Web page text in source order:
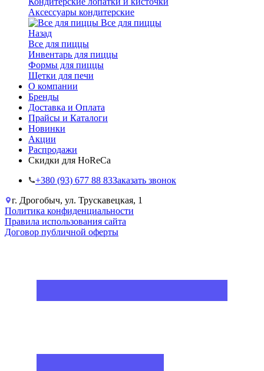
Аксессуары кондитерские
Все для пиццы
Назад
Все для пиццы
Инвентарь для пиццы
Формы для пиццы
Щетки для печи
О компании
Бренды
Доставка и Оплата
Прайсы и Каталоги
Новинки
Акции
Распродажи
Скидки для HoReCa
+38‎0 (93) 677 88 83Заказать звонок
г. Дрогобыч, ул. Трускавецкая, 1
Политика конфиденциальности
Правила использования сайта
Договор публичной оферты